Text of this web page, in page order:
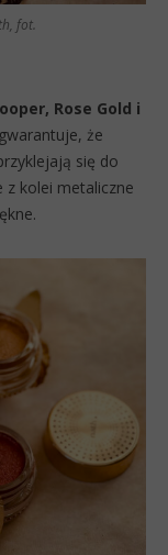
fot.
Rose Gold i
że
się do
kolei metaliczne